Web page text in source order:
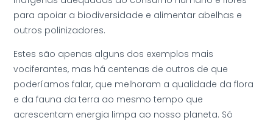
para apoiar a biodiversidade e alimentar abelhas e
outros polinizadores.
Estes são apenas alguns dos exemplos mais
vociferantes, mas há centenas de outros de que
poderíamos falar, que melhoram a qualidade da flora
e da fauna da terra ao mesmo tempo que
acrescentam energia limpa ao nosso planeta. Só